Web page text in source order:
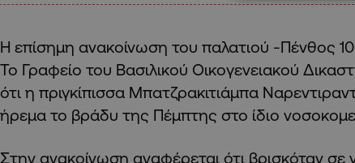
Η επίσημη ανακοίνωση του παλατιού -Πένθος
Το Γραφείο του Βασιλικού Οικογενειακού
ότι η πριγκίπισσα Μπατζρακιτιάμπα
ήρεμα το βράδυ της Πέμπτης στο ίδιο
Στην ανακοίνωση αναφέρεται ότι βρισκόταν σε